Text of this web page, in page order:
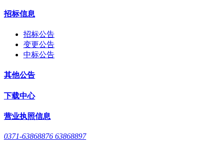
招标信息
招标公告
变更公告
中标公告
其他公告
下载中心
营业执照信息
0371-63868876 63868897